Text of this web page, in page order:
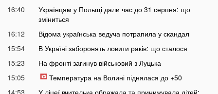
16:40
Українцям у Польщі дали час до 31 серпня: що
зміниться
16:12
Відома українська ведуча потрапила у скандал
15:54
В Україні заборонять ловити раків: що сталося
15:23
На фронті загинув військовий з Луцька
15:05
Температура на Волині піднялася до +50
14:53
У ліцеї вчителька ображала та принижувала дітей: